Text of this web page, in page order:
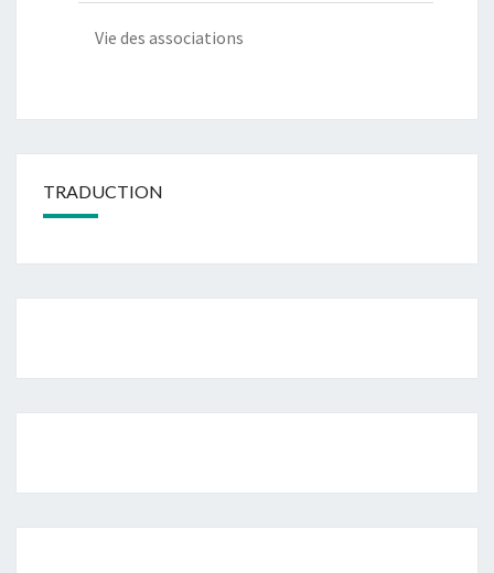
Vie des associations
TRADUCTION